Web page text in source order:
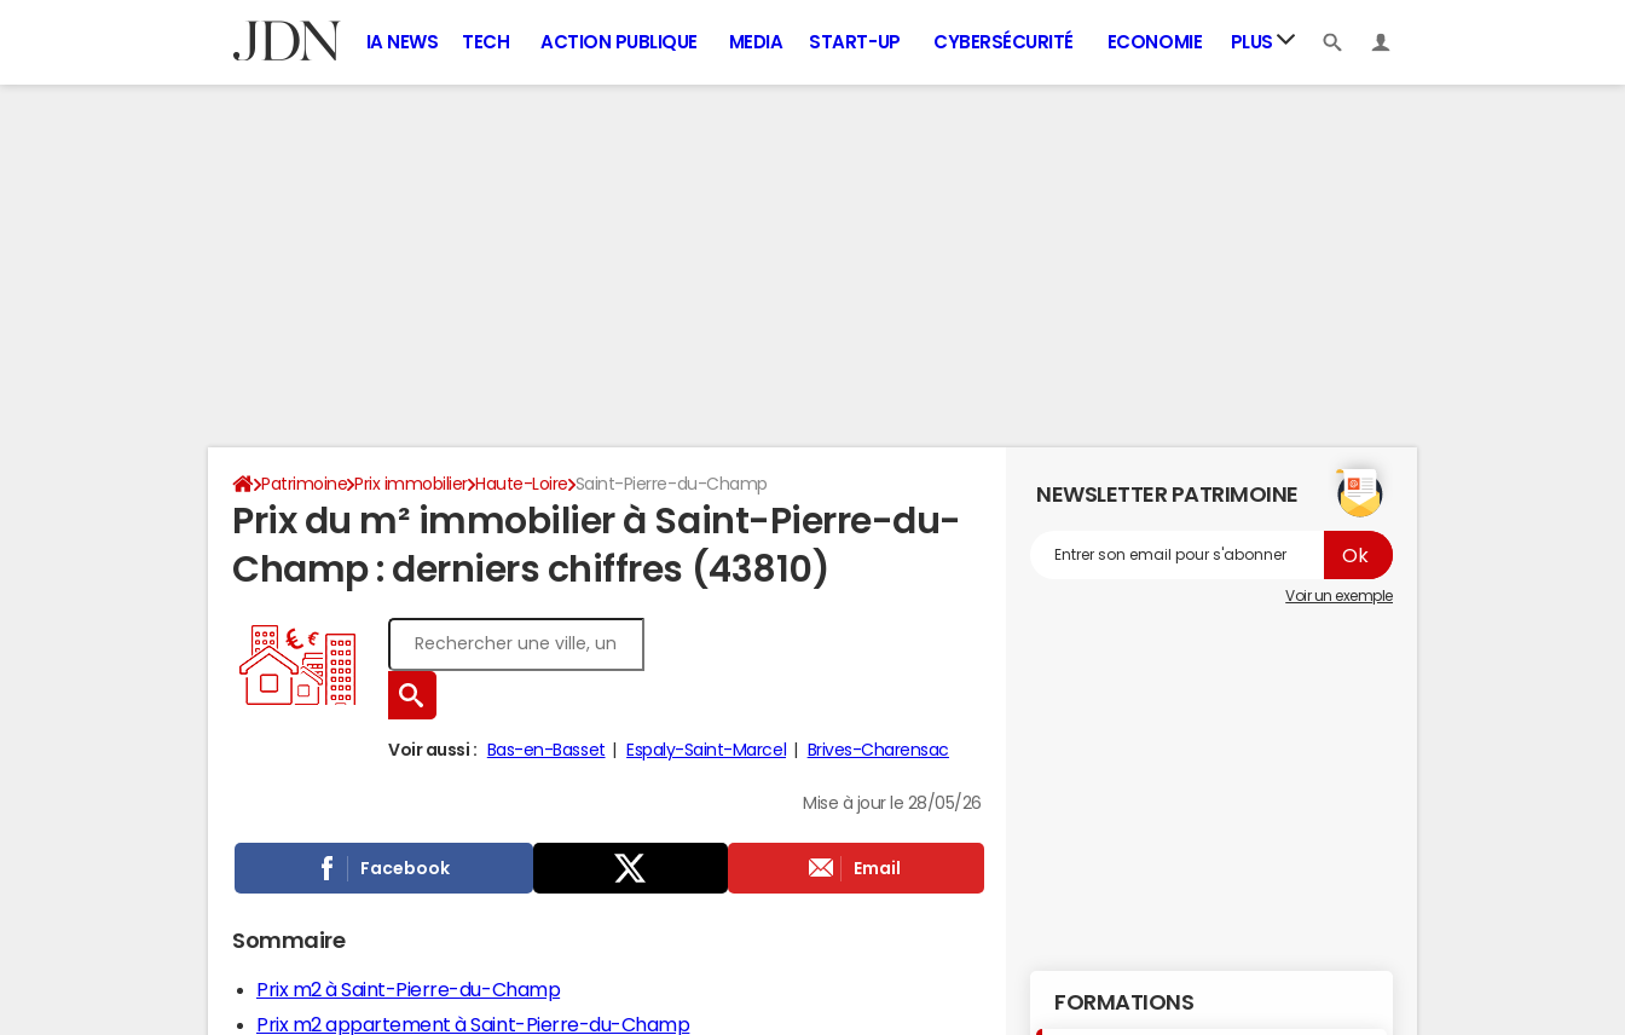
IA NEWS TECH ACTION PUBLIQUE MEDIA START-UP CYBERSÉCURITÉ ECONOMIE PLUS
Patrimoine Prix immobilier Haute-Loire Saint-Pierre-du-Champ
Prix du m² immobilier à Saint-Pierre-du-
Champ : derniers chiffres (43810)
Voir aussi : Bas-en-Basset Espaly-Saint-Marcel Brives-Charensac
Mise à jour le 28/05/26
Facebook Email
Sommaire
Prix m2 à Saint-Pierre-du-Champ
Prix m2 appartement à Saint-Pierre-du-Champ
NEWSLETTER PATRIMOINE
Voir un exemple
FORMATIONS